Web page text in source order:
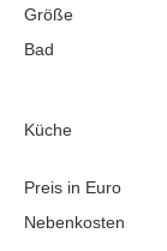
Größe
Bad
Küche
Preis in Euro
Nebenkosten